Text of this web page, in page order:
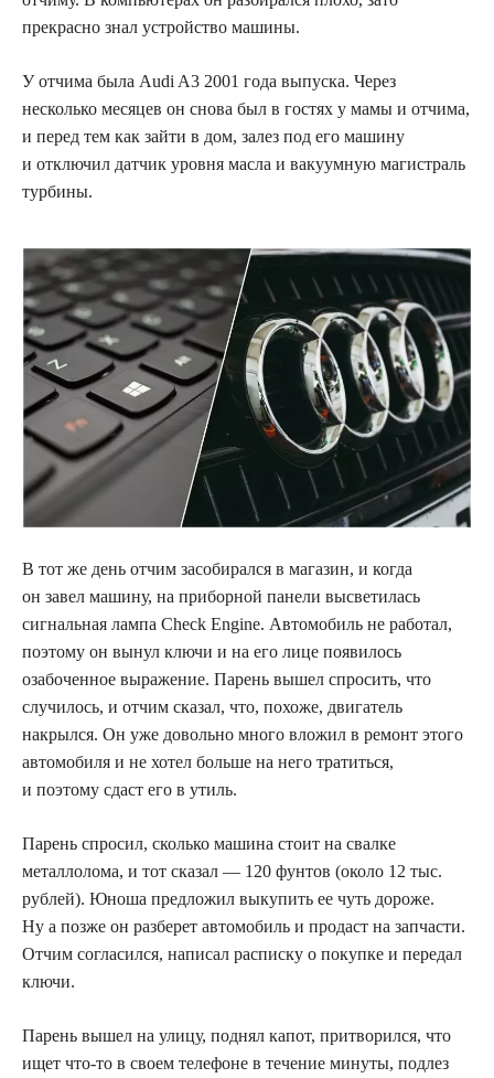
прекрасно знал устройство машины.
У отчима была Audi A3 2001 года выпуска. Через
несколько месяцев он снова был в гостях у мамы и отчима,
и перед тем как зайти в дом, залез под его машину
и отключил датчик уровня масла и вакуумную магистраль
турбины.
В тот же день отчим засобирался в магазин, и когда
он завел машину, на приборной панели высветилась
сигнальная лампа Check Engine. Автомобиль не работал,
поэтому он вынул ключи и на его лице появилось
озабоченное выражение. Парень вышел спросить, что
случилось, и отчим сказал, что, похоже, двигатель
накрылся. Он уже довольно много вложил в ремонт этого
автомобиля и не хотел больше на него тратиться,
и поэтому сдаст его в утиль.
Парень спросил, сколько машина стоит на свалке
металлолома, и тот сказал — 120 фунтов (около 12 тыс.
рублей). Юноша предложил выкупить ее чуть дороже.
Ну а позже он разберет автомобиль и продаст на запчасти.
Отчим согласился, написал расписку ​​о покупке и передал
ключи.
Парень вышел на улицу, поднял капот, притворился, что
ищет что-то в своем телефоне в течение минуты, подлез